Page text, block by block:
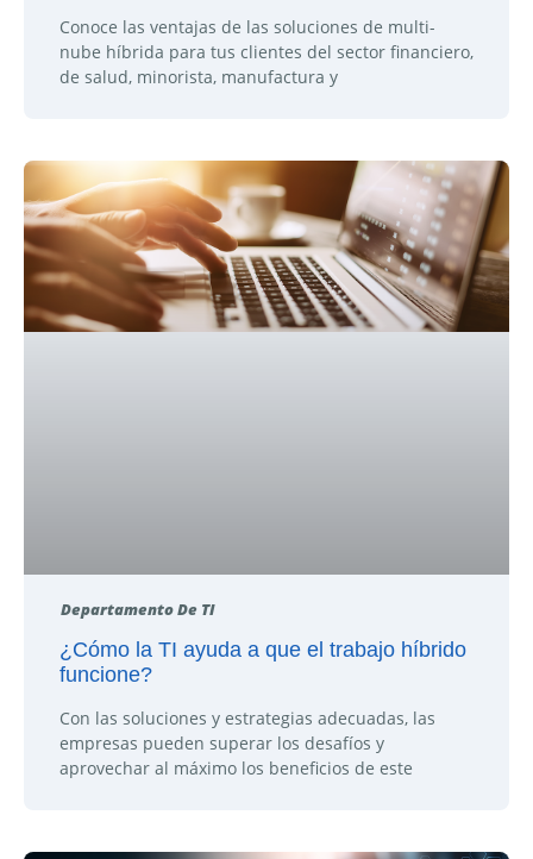
Conoce las ventajas de las soluciones de multi-
nube híbrida para tus clientes del sector financiero,
de salud, minorista, manufactura y
Departamento De TI
¿Cómo la TI ayuda a que el trabajo híbrido
funcione?
Con las soluciones y estrategias adecuadas, las
empresas pueden superar los desafíos y
aprovechar al máximo los beneficios de este